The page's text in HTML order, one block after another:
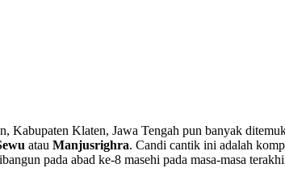
Kabupaten Klaten, Jawa Tengah pun banyak
atau Manjusrighra. Candi cantik ini adalah
pada abad ke-8 masehi pada masa-masa